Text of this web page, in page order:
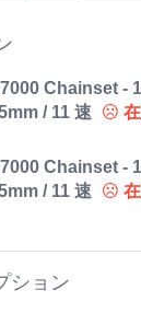
Chainset -
/ 11 速
Chainset -
/ 11 速
ション